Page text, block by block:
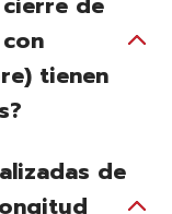
tienen
de